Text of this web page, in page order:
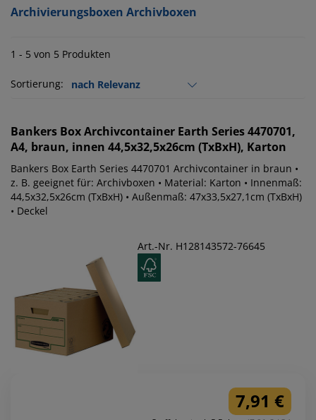
Archivierungsboxen Archivboxen
1 - 5 von 5 Produkten
Sortierung:
Bankers BoxArchivcontainer Earth Series 4470701,
A4, braun, innen 44,5x32,5x26cm (TxBxH), Karton
Bankers Box Earth Series 4470701 Archivcontainer in braun •
z. B. geeignet für: Archivboxen • Material: Karton • Innenmaß:
44,5x32,5x26cm (TxBxH) • Außenmaß: 47x33,5x27,1cm (TxBxH)
• Deckel
Art.-Nr. H128143572-76645
7,91 €